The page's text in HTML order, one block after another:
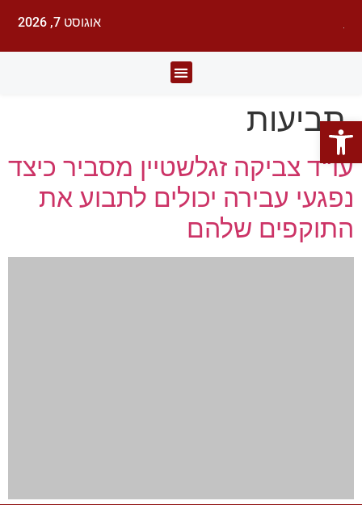
אוגוסט 7, 2026
תביעות
עו"ד צביקה זגלשטיין מסביר כיצד
נפגעי עבירה יכולים לתבוע את
התוקפים שלהם
פתח סרגל נגישות